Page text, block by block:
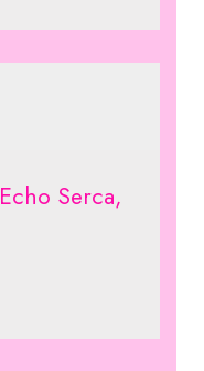
Serca,